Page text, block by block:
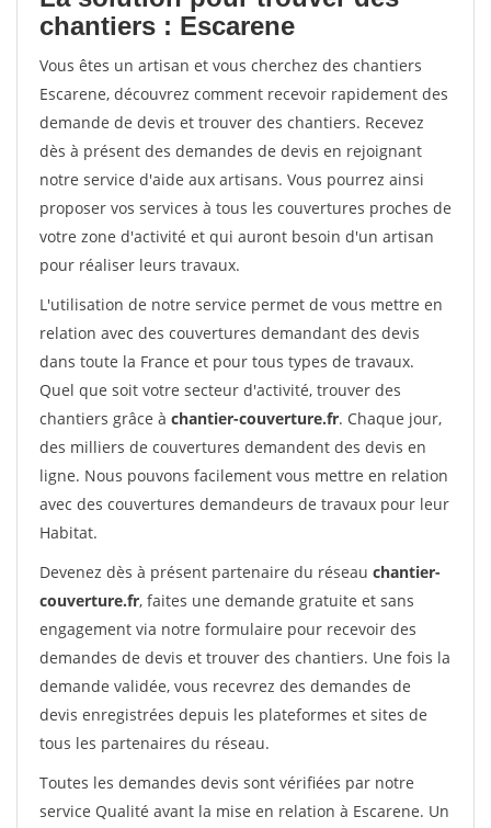
chantiers : Escarene
Vous êtes un artisan et vous cherchez des chantiers
Escarene, découvrez comment recevoir rapidement des
demande de devis et trouver des chantiers. Recevez
dès à présent des demandes de devis en rejoignant
notre service d'aide aux artisans. Vous pourrez ainsi
proposer vos services à tous les couvertures proches de
votre zone d'activité et qui auront besoin d'un artisan
pour réaliser leurs travaux.
L'utilisation de notre service permet de vous mettre en
relation avec des couvertures demandant des devis
dans toute la France et pour tous types de travaux.
Quel que soit votre secteur d'activité, trouver des
chantiers grâce à chantier-couverture.fr. Chaque jour,
des milliers de couvertures demandent des devis en
ligne. Nous pouvons facilement vous mettre en relation
avec des couvertures demandeurs de travaux pour leur
Habitat.
Devenez dès à présent partenaire du réseau chantier-
couverture.fr, faites une demande gratuite et sans
engagement via notre formulaire pour recevoir des
demandes de devis et trouver des chantiers. Une fois la
demande validée, vous recevrez des demandes de
devis enregistrées depuis les plateformes et sites de
tous les partenaires du réseau.
Toutes les demandes devis sont vérifiées par notre
service Qualité avant la mise en relation à Escarene. Un